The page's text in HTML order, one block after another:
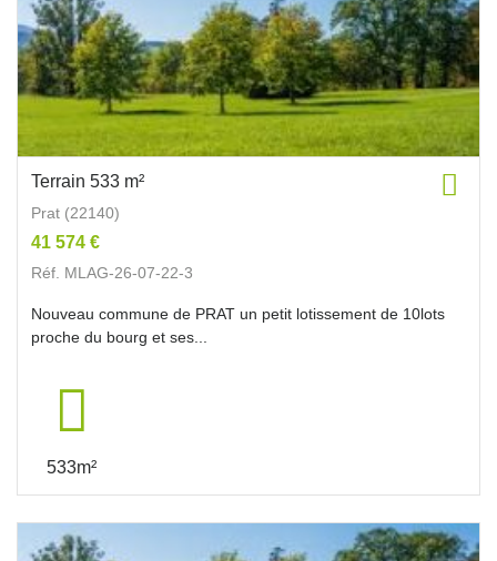
Terrain 533 m²
Prat (22140)
41 574 €
Réf. MLAG-26-07-22-3
Nouveau commune de PRAT un petit lotissement de 10lots
proche du bourg et ses...
533m²